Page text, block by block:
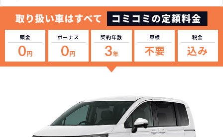
頭金
0円
ボーナス
0円
契約年数
3年
車検
不要
税金
込み